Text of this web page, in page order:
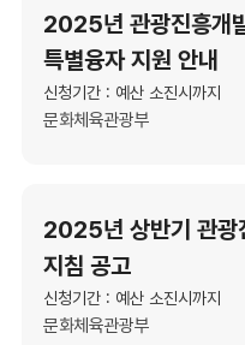
2025년 관광진흥개
특별융자 지원 안내
신청기간 : 예산 소진시까지
문화체육관광부
2025년 상반기 관광
지침 공고
신청기간 : 예산 소진시까지
문화체육관광부